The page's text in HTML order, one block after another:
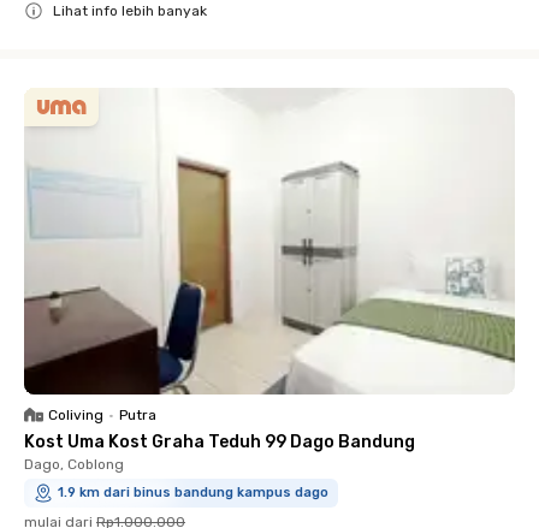
Lihat info lebih banyak
Coliving • Putra
Kost Uma Kost Graha Teduh 99 Dago Bandung
Dago, Coblong
1.9 km dari binus bandung kampus dago
mulai dari Rp1.000.000